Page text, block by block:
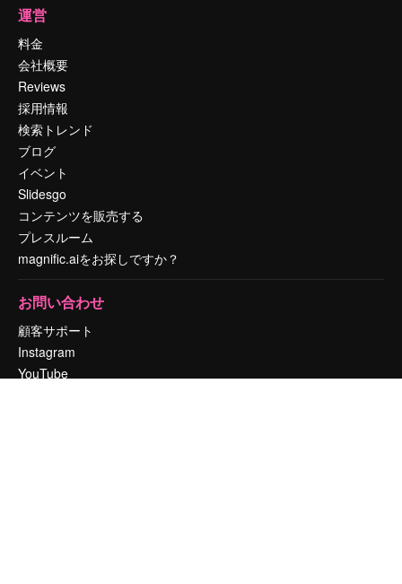
運営
料金
会社概要
Reviews
採用情報
検索トレンド
ブログ
イベント
Slidesgo
コンテンツを販売する
プレスルーム
magnific.aiをお探しですか？
お問い合わせ
顧客サポート
Instagram
YouTube